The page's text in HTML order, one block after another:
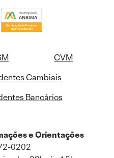
CVM
Cambiais
Bancários
e Orientações
0202